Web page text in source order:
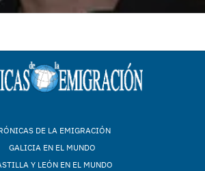
DE LA EMIGRACIÓN
GALICIA EN EL MUNDO
Y LEÓN EN EL MUNDO